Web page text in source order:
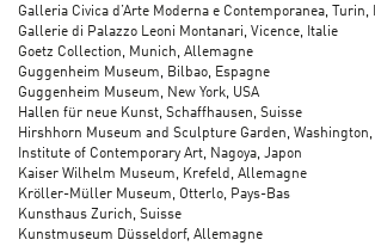
Galleria Civica d’Arte Moderna e Contemporanea, Turin,
Gallerie di Palazzo Leoni Montanari, Vicence, Italie
Goetz Collection, Munich, Allemagne
Guggenheim Museum, Bilbao, Espagne
Guggenheim Museum, New York, USA
Hallen für neue Kunst, Schaffhausen, Suisse
Hirshhorn Museum and Sculpture Garden, Washington,
Institute of Contemporary Art, Nagoya, Japon
Kaiser Wilhelm Museum, Krefeld, Allemagne
Kröller-Müller Museum, Otterlo, Pays-Bas
Kunsthaus Zurich, Suisse
Kunstmuseum Düsseldorf, Allemagne